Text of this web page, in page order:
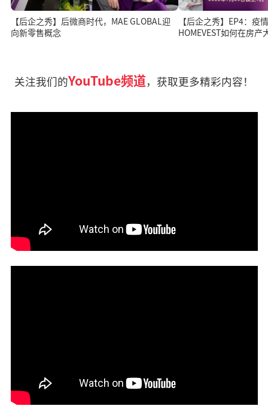
【后企之秀】后微商时代，MAE GLOBAL迎
向新零售概念
【后企之秀】EP4：疫
HOMEVEST如何在房
关注我们的YouTube频道，获取更多精彩内容！